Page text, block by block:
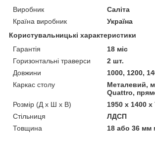
Виробник
Саліта
Країна виробник
Україна
Користувальницькі характеристики
Гарантія
18 міс
Горизонтальні траверси
2 шт.
Довжини
1000, 1200,
Каркас столу
Металевий,
Quattro,
Розмір (Д x Ш x В)
1950 x 1400
Стільниця
ЛДСП
Товщина
18 або 36 мм